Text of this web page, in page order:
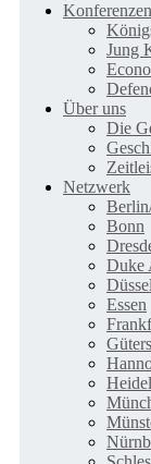
Konferenzen
Jung
Über uns
Die
Netzwerk
Bonn
Duke
Essen